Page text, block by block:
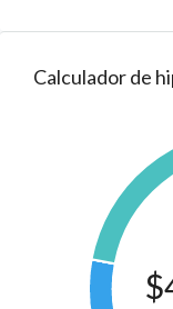
Calculador de